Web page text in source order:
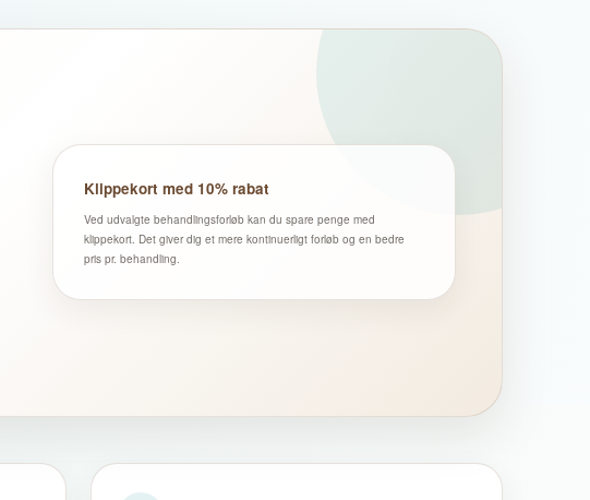
Klippekort med 10% rabat
Ved udvalgte behandlingsforløb kan du spare penge med
klippekort. Det giver dig et mere kontinuerligt forløb og en bedre
pris pr. behandling.